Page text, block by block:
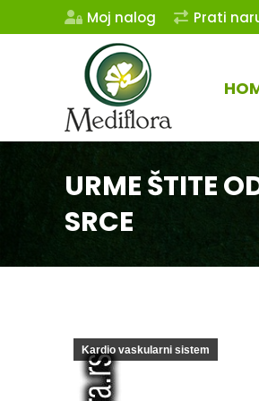
Moj nalog Prati
URME ŠTITE
SRCE
Kardio vaskularni sistem